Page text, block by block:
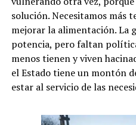
solución. Necesitamos más
mejorar la alimentación. La
potencia, pero faltan
menos tienen y viven
el Estado tiene un montón
estar al servicio de las